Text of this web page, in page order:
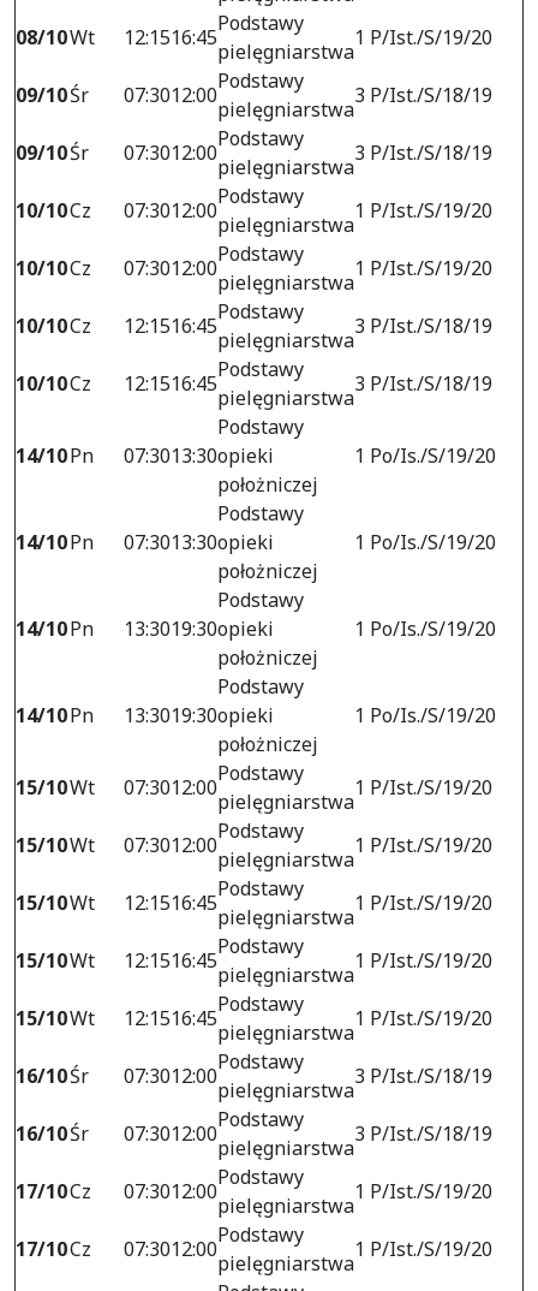
08/10Wt 12:1516:45
Podstawy
pielęgniarstwa
1 P/Ist./S/19/20
09/10Śr 07:3012:00
Podstawy
pielęgniarstwa
3 P/Ist./S/18/19
09/10Śr 07:3012:00
Podstawy
pielęgniarstwa
3 P/Ist./S/18/19
10/10Cz 07:3012:00
Podstawy
pielęgniarstwa
1 P/Ist./S/19/20
10/10Cz 07:3012:00
Podstawy
pielęgniarstwa
1 P/Ist./S/19/20
10/10Cz 12:1516:45
Podstawy
pielęgniarstwa
3 P/Ist./S/18/19
10/10Cz 12:1516:45
Podstawy
pielęgniarstwa
3 P/Ist./S/18/19
14/10Pn 07:3013:30
Podstawy
opieki
położniczej
1 Po/Is./S/19/20
14/10Pn 07:3013:30
Podstawy
opieki
położniczej
1 Po/Is./S/19/20
14/10Pn 13:3019:30
Podstawy
opieki
położniczej
1 Po/Is./S/19/20
14/10Pn 13:3019:30
Podstawy
opieki
położniczej
1 Po/Is./S/19/20
15/10Wt 07:3012:00
Podstawy
pielęgniarstwa
1 P/Ist./S/19/20
15/10Wt 07:3012:00
Podstawy
pielęgniarstwa
1 P/Ist./S/19/20
15/10Wt 12:1516:45
Podstawy
pielęgniarstwa
1 P/Ist./S/19/20
15/10Wt 12:1516:45
Podstawy
pielęgniarstwa
1 P/Ist./S/19/20
15/10Wt 12:1516:45
Podstawy
pielęgniarstwa
1 P/Ist./S/19/20
16/10Śr 07:3012:00
Podstawy
pielęgniarstwa
3 P/Ist./S/18/19
16/10Śr 07:3012:00
Podstawy
pielęgniarstwa
3 P/Ist./S/18/19
17/10Cz 07:3012:00
Podstawy
pielęgniarstwa
1 P/Ist./S/19/20
17/10Cz 07:3012:00
Podstawy
pielęgniarstwa
1 P/Ist./S/19/20